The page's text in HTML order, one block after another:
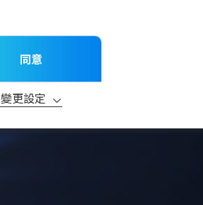
同意
變更設定
研究與開發